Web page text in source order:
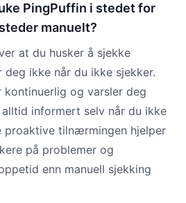
PingPuffin i stedet for
manuelt?
at du husker å sjekke
ikke når du ikke sjekker.
kontinuerlig og varsler deg
informert selv når du ikke
proaktive tilnærmingen hjelper
på problemer og
enn manuell sjekking